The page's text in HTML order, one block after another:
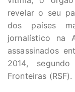
revelar o seu
dos países
jornalístico na
assassinados
2014,
Fronteiras (RSF).